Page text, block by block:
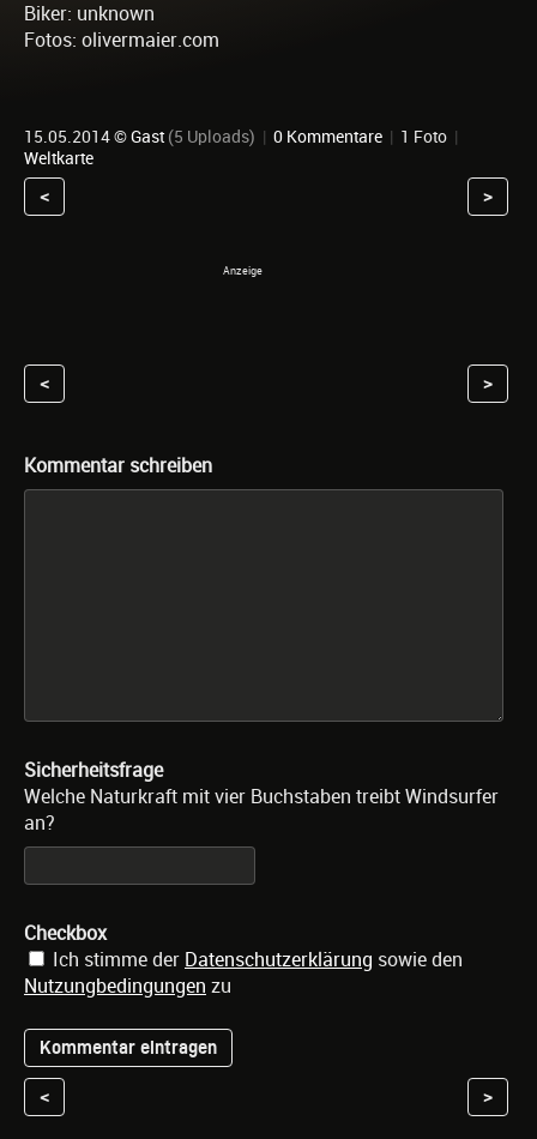
Biker: unknown
Fotos: olivermaier.com
15.05.2014 ©Gast (5 Uploads) | 0 Kommentare | 1 Foto |
Weltkarte
< >
< >
Kommentar schreiben
Sicherheitsfrage
Welche Naturkraft mit vier Buchstaben treibt Windsurfer
an?
Checkbox
Ich stimme der Datenschutzerklärung sowie den
Nutzungbedingungen zu
< >